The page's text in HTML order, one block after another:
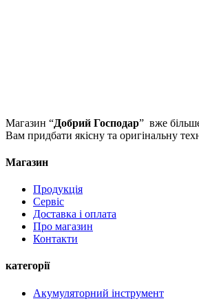
Магазин “Добрий Господар” вже
Вам придбати якісну та оригінальну
Магазин
Продукція
Сервіс
Доставка і оплата
Про магазин
Контакти
категорії
Акумуляторний інструмент